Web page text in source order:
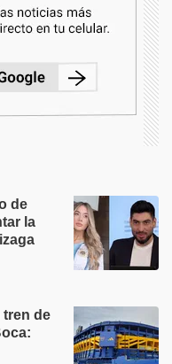
de
la
tren de